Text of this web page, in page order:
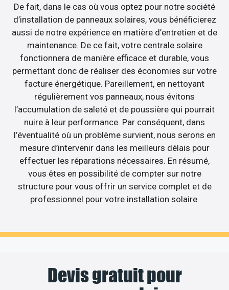
De fait, dans le cas où vous optez pour notre société
d’installation de panneaux solaires, vous bénéficierez
aussi de notre expérience en matière d’entretien et de
maintenance. De ce fait, votre centrale solaire
fonctionnera de manière efficace et durable, vous
permettant donc de réaliser des économies sur votre
facture énergétique. Pareillement, en nettoyant
régulièrement vos panneaux, nous évitons
l’accumulation de saleté et de poussière qui pourrait
nuire à leur performance. Par conséquent, dans
l’éventualité où un problème survient, nous serons en
mesure d’intervenir dans les meilleurs délais pour
effectuer les réparations nécessaires. En résumé,
vous êtes en possibilité de compter sur notre
structure pour vous offrir un service complet et de
professionnel pour votre installation solaire.
Devis gratuit pour